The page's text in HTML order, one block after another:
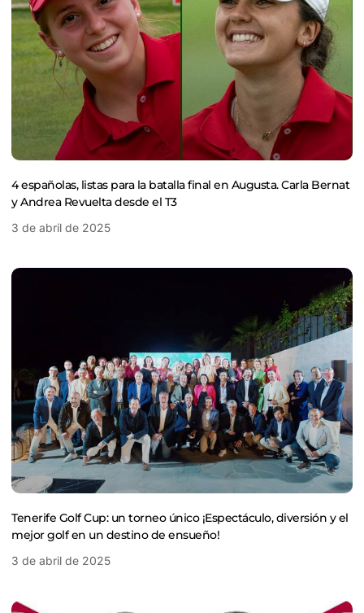
4 españolas, listas para la batalla final en Augusta. Carla Bernat
y Andrea Revuelta desde el T3
3 de abril de 2025
Tenerife Golf Cup: un torneo único ¡Espectáculo, diversión y el
mejor golf en un destino de ensueño!
3 de abril de 2025